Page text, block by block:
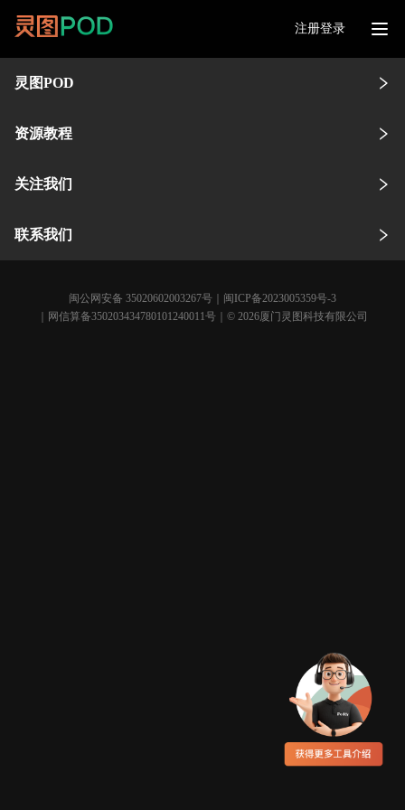
注册登录
灵图POD
资源教程
关注我们
联系我们
闽公网安备 35020602003267号
闽ICP备2023005359号-3
｜网信算备350203434780101240011号｜© 2026厦门灵图科技有限公司